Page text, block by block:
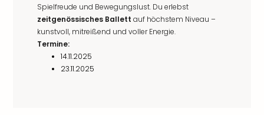
Spielfreude und Bewegungslust. Du erlebst
zeitgenössisches Ballett auf höchstem Niveau –
kunstvoll, mitreißend und voller Energie.
Termine:
14.11.2025
23.11.2025